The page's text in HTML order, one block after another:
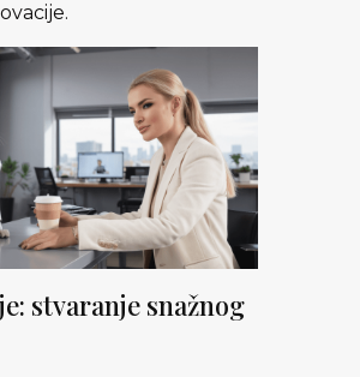
stvaranje snažnog